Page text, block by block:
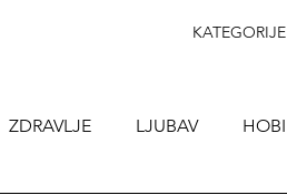
KATEGORIJE
ZDRAVLJE LJUBAV HOBI